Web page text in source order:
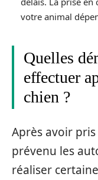
votre animal
Quelles
effectuer
chien ?
Après avoir
prévenu les
réaliser